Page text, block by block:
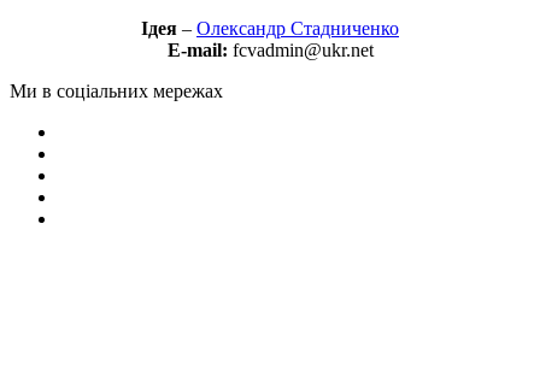
Ідея – Олександр Стадниченко
E-mail: fcvadmin@ukr.net
Ми в соціальних мережах